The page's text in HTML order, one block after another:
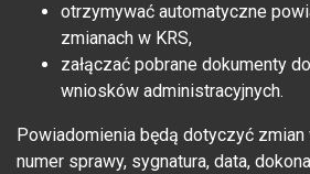
otrzymywać automatyczne
zmianach w KRS,
załączać pobrane dokumenty
wniosków administracyjnych.
Powiadomienia będą dotyczyć
numer sprawy, sygnatura, data,